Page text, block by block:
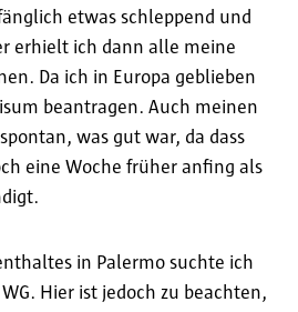
etwas schleppend und
erhielt ich dann alle meine
Da ich in Europa geblieben
beantragen. Auch meinen
was gut war, da dass
eine Woche früher anfing als
in Palermo suchte ich
Hier ist jedoch zu beachten,